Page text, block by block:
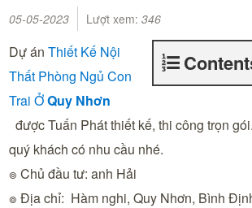
05-05-2023 Lượt xem:346
Dự ánThiết Kế Nội
Thất Phòng Ngủ Con
Trai ỞQuy Nhơn
được Tuấn Phát thiết kế, thi công trọn
quý khách có nhu cầu nhé.
๏ Chủ đầu tư: anh Hải
๏ Địa chỉ: Hàm nghi, Quy Nhơn, Bình